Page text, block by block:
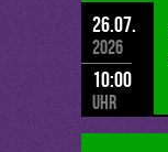
26.07.
2026
10:00
Uhr